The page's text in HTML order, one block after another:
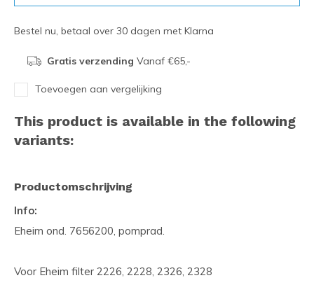
Bestel nu, betaal over 30 dagen met Klarna
Gratis verzending Vanaf €65,-
Toevoegen aan vergelijking
This product is available in the following
variants:
Productomschrijving
Info:
Eheim ond. 7656200, pomprad.
Voor Eheim filter 2226, 2228, 2326, 2328